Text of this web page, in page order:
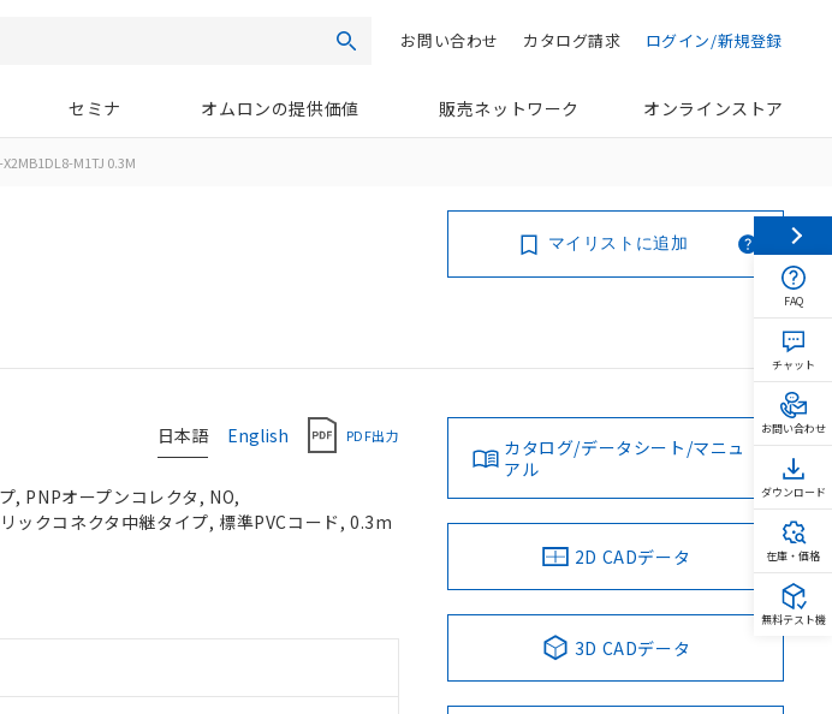
検索 ログイン/新規登録
カタログ請求
お問い合わせ
セミナ オムロンの提供価値 販売ネットワーク オンラインストア
X2MB1DL8-M1TJ 0.3M
マイリストに追加
日本語 English PDF出力
, PNPオープンコレクタ, NO,
ックコネクタ中継タイプ, 標準PVCコード, 0.3m
カタログ/データシート/マニュ
アル
2D CADデータ
3D CADデータ
FAQ
チャット
お問い合わせ
ダウンロード
在庫・価格
無料テスト機